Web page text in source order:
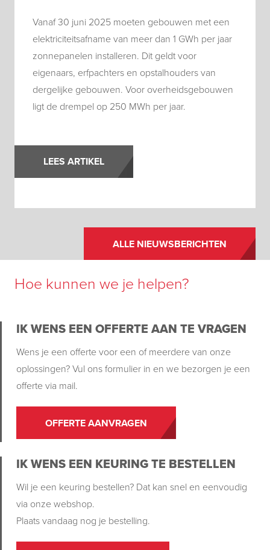
Vanaf 30 juni 2025 moeten gebouwen met een
elektriciteitsafname van meer dan 1 GWh per jaar
zonnepanelen installeren. Dit geldt voor
eigenaars, erfpachters en opstalhouders van
dergelijke gebouwen. Voor overheidsgebouwen
ligt de drempel op 250 MWh per jaar.
LEES ARTIKEL
ALLE NIEUWSBERICHTEN
Hoe kunnen we je helpen?
IK WENS EEN OFFERTE AAN TE VRAGEN
Wens je een offerte voor een of meerdere van onze
oplossingen? Vul ons formulier in en we bezorgen je een
offerte via mail.
OFFERTE AANVRAGEN
IK WENS EEN KEURING TE BESTELLEN
Wil je een keuring bestellen? Dat kan snel en eenvoudig
via onze webshop.
Plaats vandaag nog je bestelling.